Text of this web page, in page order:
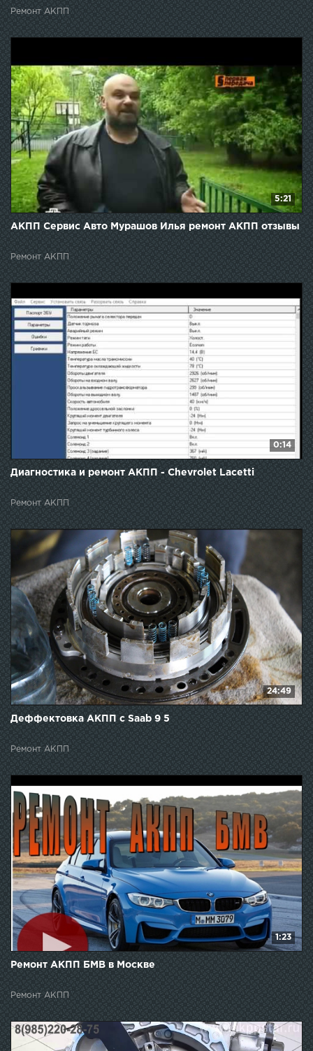
Ремонт АКПП
5:21
АКПП Сервис Авто Мурашов Илья ремонт АКПП отзывы
Ремонт АКПП
0:14
Диагностика и ремонт АКПП - Chevrolet Lacetti
Ремонт АКПП
24:49
Деффектовка АКПП с Saab 9 5
Ремонт АКПП
1:23
Ремонт АКПП БМВ в Москве
Ремонт АКПП